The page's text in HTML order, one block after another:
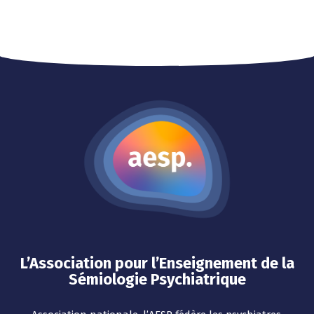
L’Association pour l’Enseignement de la
Sémiologie Psychiatrique